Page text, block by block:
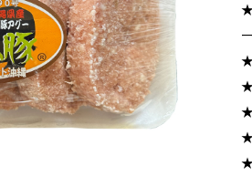
★
★
★
★
★